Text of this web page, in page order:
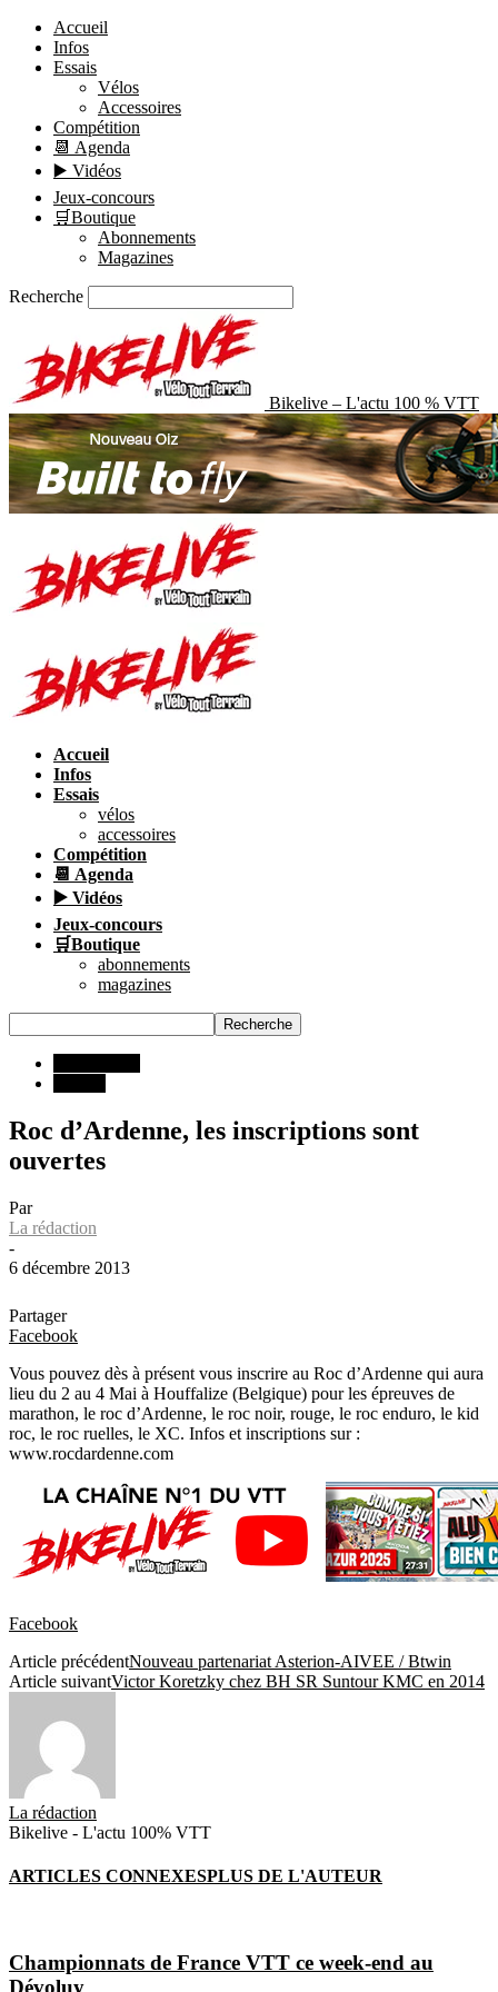
Accueil
Infos
Essais
Vélos
Accessoires
Compétition
📆 Agenda
▶️ Vidéos
Jeux-concours
🛒Boutique
Abonnements
Magazines
Recherche
Bikelive – L'actu 100 % VTT
Accueil
Infos
Essais
vélos
accessoires
Compétition
📆 Agenda
▶️ Vidéos
Jeux-concours
🛒Boutique
abonnements
magazines
Roc d’Ardenne, les inscriptions sont
ouvertes
Par
La rédaction
-
6 décembre 2013
Partager
Facebook
Vous pouvez dès à présent vous inscrire au Roc d’Ardenne qui aura
lieu du 2 au 4 Mai à Houffalize (Belgique) pour les épreuves de
marathon, le roc d’Ardenne, le roc noir, rouge, le roc enduro, le kid
roc, le roc ruelles, le XC. Infos et inscriptions sur :
www.rocdardenne.com
Facebook
Article précédentNouveau partenariat Asterion-AIVEE / Btwin
Article suivantVictor Koretzky chez BH SR Suntour KMC en 2014
La rédaction
Bikelive - L'actu 100% VTT
ARTICLES CONNEXESPLUS DE L'AUTEUR
Championnats de France VTT ce week-end au
Dévoluy